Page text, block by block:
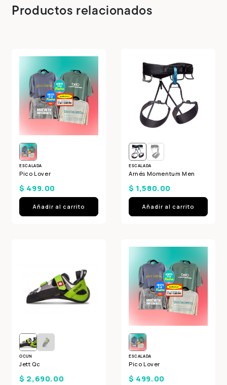
Productos relacionados
ESCALADA
Pico Lover
$ 499.00
Añadir al carrito
ESCALADA
Arnés Momentum Men
$ 1,580.00
Añadir al carrito
OCUN
Jett Qc
$ 2,690.00
ESCALADA
Pico Lover
$ 499.00
Compra ahora y paga a meses
sin tarjeta de crédito
1 Agrega tu producto al carrito y
elige
pagar con Meses sin Tarjeta.
En tu cuenta de Mercado Pago,
y confirma.
con saldo disponible,
débito u otros medios.
Crédito sujeto a aprobación.
¿Tienes dudas? Consulta nuestraAyuda.